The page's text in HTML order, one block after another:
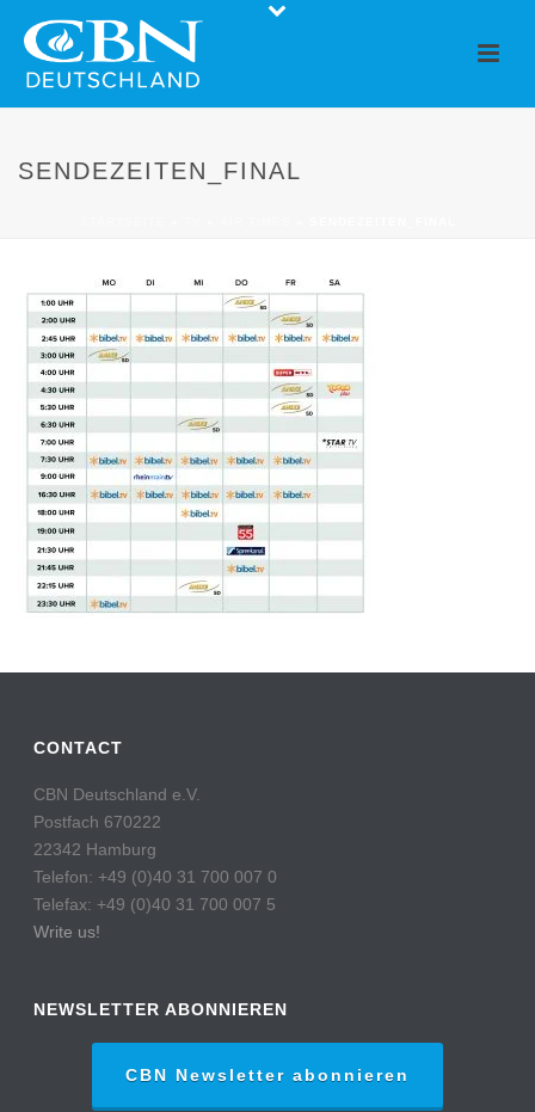
SENDEZEITEN_FINAL
CONTACT
CBN Deutschland e.V.
Postfach 670222
22342 Hamburg
Telefon: +49 (0)40 31 700 007 0
Telefax: +49 (0)40 31 700 007 5
Write us!
NEWSLETTER ABONNIEREN
CBN Newsletter abonnieren